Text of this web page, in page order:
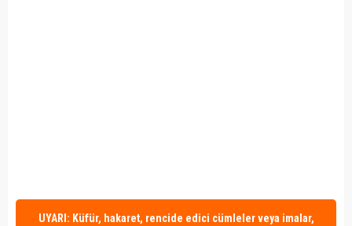
UYARI: Küfür, hakaret, rencide edici cümleler veya imalar,